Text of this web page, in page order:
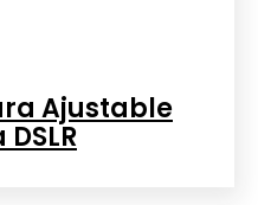
Ajustable